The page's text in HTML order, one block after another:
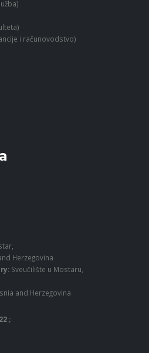
i računovodstvo)
Herzegovina
Sveučilište u Mostaru,
and Herzegovina
;